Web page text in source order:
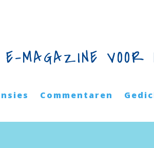
MAGAZINE VOOR
Commentaren